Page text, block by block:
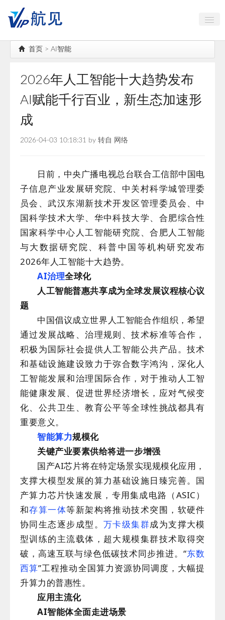
中国古镇大全
AI智能
高端对话
首页 > AI智能
2026年人工智能十大趋势发布
AI赋能千行百业，新生态加速形
成
2026-04-03 10:18:31 by 转自 网络
日前，中央广播电视总台联合工信部中国电
子信息产业发展研究院、中关村科学城管理委
员会、武汉东湖新技术开发区管理委员会、中
国科学技术大学、华中科技大学、合肥综合性
国家科学中心人工智能研究院、合肥人工智能
与大数据研究院、科普中国等机构研究发布
2026年人工智能十大趋势。
AI治理全球化
人工智能普惠共享成为全球发展议程核心议
题
中国倡议成立世界人工智能合作组织，希望
通过发展战略、治理规则、技术标准等合作，
积极为国际社会提供人工智能公共产品。技术
和基础设施建设致力于弥合数字鸿沟，深化人
工智能发展和治理国际合作，对于推动人工智
能健康发展、促进世界经济增长，应对气候变
化、公共卫生、教育公平等全球性挑战都具有
重要意义。
智能算力规模化
关键产业要素供给将进一步增强
国产AI芯片将在特定场景实现规模化应用，
支撑大模型发展的算力基础设施日臻完善。国
产算力芯片快速发展，专用集成电路（ASIC）
和存算一体等新架构将推动技术突围，软硬件
协同生态逐步成型。 万卡级集群成为支撑大模
型训练的主流载体，超大规模集群技术取得突
破，高速互联与绿色低碳技术同步推进。“东数
西算”工程推动全国算力资源协同调度，大幅提
升算力的普惠性。
应用主流化
AI智能体全面走进场景